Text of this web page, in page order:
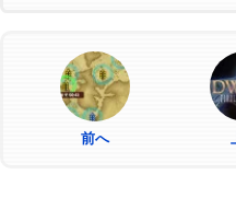
前へ